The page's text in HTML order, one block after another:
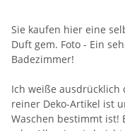
Sie kaufen hier eine
Duft gem. Foto - Ein
Badezimmer!
Ich weiße ausdrücklich
reiner Deko-Artikel ist
Waschen bestimmt ist!